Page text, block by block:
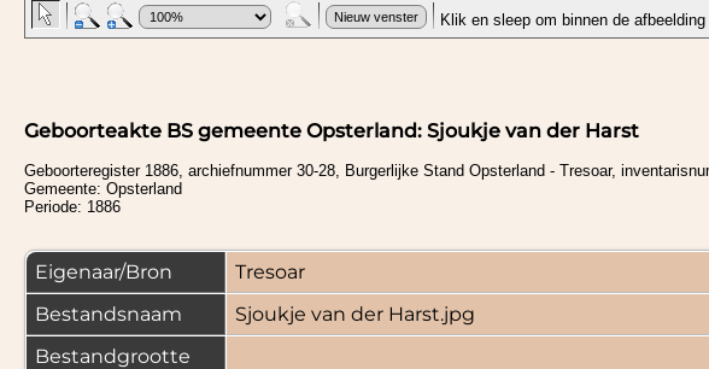
Geboorteakte BS gemeente Opsterland: Sjoukje van der Harst
Geboorteregister 1886, archiefnummer 30-28, Burgerlijke Stand Opsterland - Tresoar,
Gemeente: Opsterland
Periode: 1886
Eigenaar/Bron
Tresoar
Bestandsnaam
Sjoukje van der Harst.jpg
Bestandgrootte